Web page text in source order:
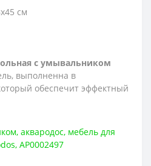
см
с умывальником
выполненна в
обеспечит эффектный
, аквародос, мебель для
, АР0002497